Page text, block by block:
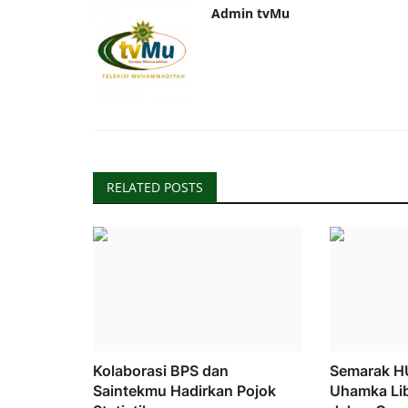
Admin tvMu
RELATED POSTS
Kolaborasi BPS dan
Saintekmu Hadirkan Pojok
Semarak
Uhamka